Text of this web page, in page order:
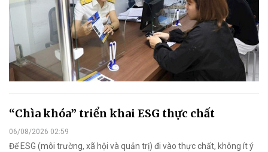
“Chìa khóa” triển khai ESG thực chất
06/08/2026 02:59
Để ESG (môi trường, xã hội và quản trị) đi vào thực chất, không ít ý